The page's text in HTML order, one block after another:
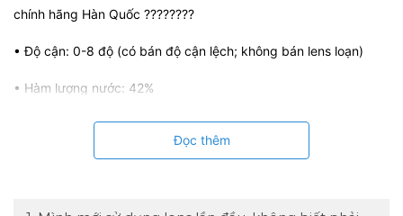
chính hãng Hàn Quốc ????????
• Độ cận: 0-8 độ (có bán độ cận lệch; không bán lens loạn)
• Hàm lượng nước: 42%
• Độ cong của lens: 8.7
• Chất liệu: Silicone Hydrogel
Đọc thêm